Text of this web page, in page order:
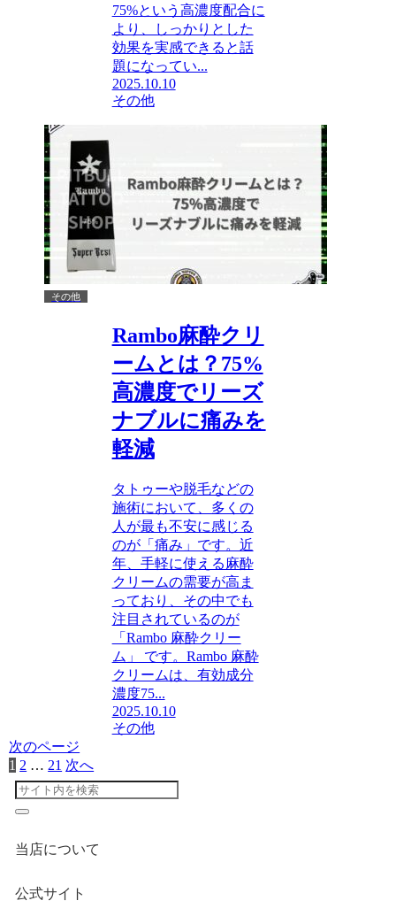
75%という高濃度配合に
より、しっかりとした
効果を実感できると話
題になってい...
2025.10.10
その他
その他
Rambo麻酔クリ
ームとは？75%
高濃度でリーズ
ナブルに痛みを
軽減
タトゥーや脱毛などの
施術において、多くの
人が最も不安に感じる
のが「痛み」です。近
年、手軽に使える麻酔
クリームの需要が高ま
っており、その中でも
注目されているのが
「Rambo 麻酔クリー
ム」 です。Rambo 麻酔
クリームは、有効成分
濃度75...
2025.10.10
その他
次のページ
1 2 … 21 次へ
当店について
公式サイト